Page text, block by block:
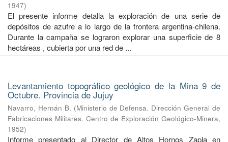
1947)
El presente informe detalla la exploración de una serie de
depósitos de azufre a lo largo de la frontera argentina-chilena.
Durante la campaña se lograron explorar una superficie de 8
hectáreas , cubierta por una red de ...
Levantamiento topográfico geológico de la Mina 9 de
Octubre. Provincia de Jujuy
Navarro, Hernán B. (Ministerio de Defensa. Dirección General de
Fabricaciones Militares. Centro de Exploración Geológico-Minera,
1952)
Informe presentado al Director de Altos Hornos Zapla en